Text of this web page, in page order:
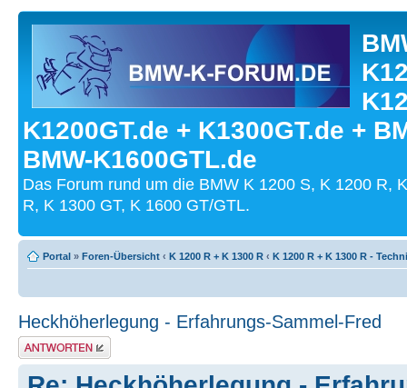
K1200GT.de + K1300GT.de +
BMW-K1600GTL.de
Das Forum rund um die BMW K 1200 S, K 1200 R,
R, K 1300 GT, K 1600 GT/GTL.
Portal » Foren-Übersicht ‹ K 1200 R + K 1300 R ‹ K 1200 R + K 1300 R -
Heckhöherlegung - Erfahrungs-Sammel-Fred
Antwort schreiben